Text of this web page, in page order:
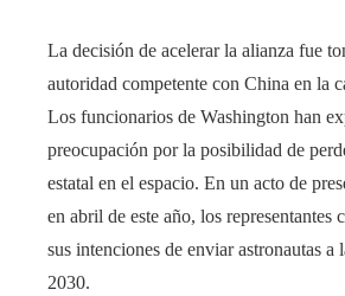
La decisión de acelerar la alianza fue
autoridad competente con China en la
Los funcionarios de Washington han
preocupación por la posibilidad de
estatal en el espacio. En un acto de
en abril de este año, los representantes
sus intenciones de enviar astronautas a
2030.